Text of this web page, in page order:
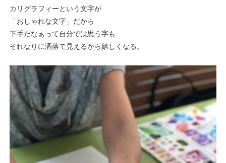
カリグラフィーという文字が
「おしゃれな文字」だから
下手だなぁって自分では思う字も
それなりに洒落て見えるから嬉しくなる。